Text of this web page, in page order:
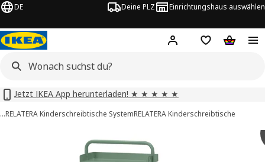
DE Deine PLZ Einrichtungshaus auswählen
Hej! Jetzt anmelden.
Einkaufsliste
Jetzt IKEA App herunterladen! ★ ★ ★ ★ ★
…RELATERA Kinderschreibtische SystemRELATERA Kinderschreibtische